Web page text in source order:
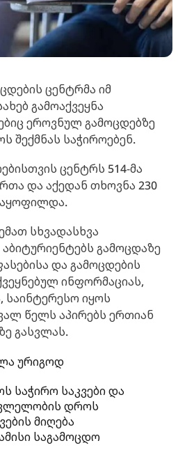
ცენტრმა იმ
გამოაქვეყნა
ეროვნულ გამოცდებზე
შექმნას საჭიროებენ.
ცენტრს 514-მა
და აქედან თხოვნა 230
სხვადასხვა
გამოცდაზე
და გამოცდების
ინფორმაციას,
იყოს
წელს აპირებს ერთიან
გასვლას.
ურიგოდ
საჭირო საკვები და
დროს
მიღება
საგამოცდო